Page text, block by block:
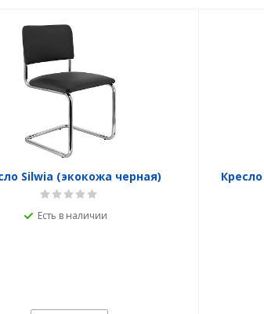
Silwia (экокожа черная)
Есть в наличии